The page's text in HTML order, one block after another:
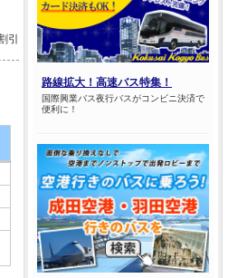
引
路線拡大！高速バス特集！
国際興業バス夜行バスがコンビニ決済で
便利に！